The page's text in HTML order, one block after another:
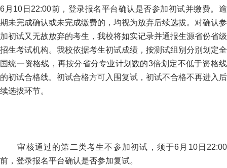
6月10日22:00前，登录报名平台确认是否参加初试并缴费。逾
期未完成确认或未完成缴费的，均视为放弃后续选拔。对确认参
加初试又无故放弃的考生，我校将如实记录并通报生源省份省级
招生考试机构。我校依据考生初试成绩，按测试组别分别划定全
国统一资格线，再按分省分专业计划数的3倍划定不低于资格线
的初试合格线。初试合格方可入围复试，初试不合格不再进入后
续选拔环节。
审核通过的第二类考生不参加初试，须于6月10日22:00
前，登录报名平台确认是否参加复试。